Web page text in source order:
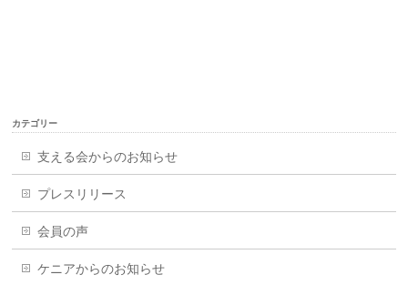
カテゴリー
支える会からのお知らせ
プレスリリース
会員の声
ケニアからのお知らせ